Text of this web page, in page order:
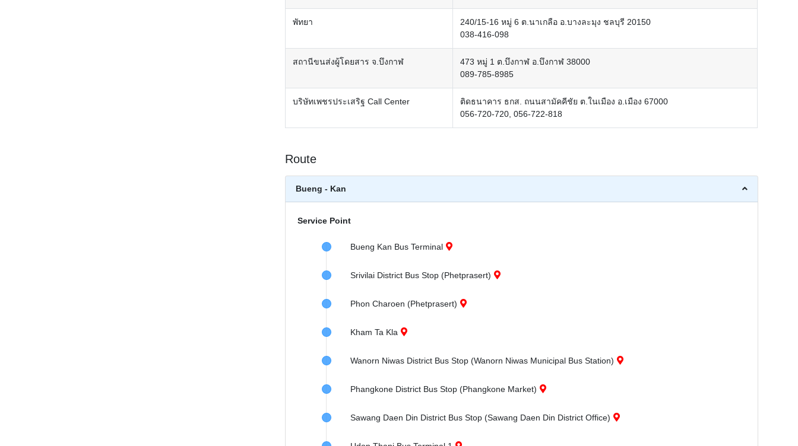
พัทยา
240/15-16 หมู่ 6 ต.นาเกลือ อ.บางละมุง ชลบุรี 20150
038-416-098
สถานีขนส่งผู้โดยสาร จ.บึงกาฬ
473 หมู่ 1 ต.บึงกาฬ อ.บึงกาฬ 38000
089-785-8985
บริษัทเพชรประเสริฐ Call Center
ติดธนาคาร ธกส. ถนนสามัคคีชัย ต.ในเมือง อ.เมือง 67000
056-720-720, 056-722-818
Route
Bueng - Kan
Service Point
Bueng Kan Bus Terminal
Srivilai District Bus Stop (Phetprasert)
Phon Charoen (Phetprasert)
Kham Ta Kla
Wanorn Niwas District Bus Stop (Wanorn Niwas Municipal Bus Station)
Phangkone District Bus Stop (Phangkone Market)
Sawang Daen Din District Bus Stop (Sawang Daen Din District Office)